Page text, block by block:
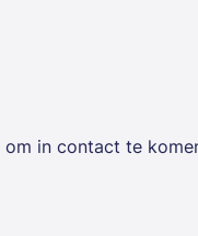
in contact te